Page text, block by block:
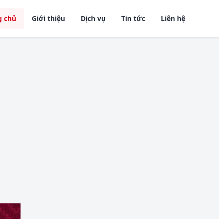
chủ Giới thiệu Dịch vụ Tin tức Liên hệ